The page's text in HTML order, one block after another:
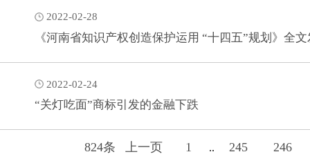
2022-02-28
《河南省知识产权创造保护运用 “十四五”规划》全
2022-02-24
“关灯吃面”商标引发的金融下跌
824条 上一页 1 .. 245 246